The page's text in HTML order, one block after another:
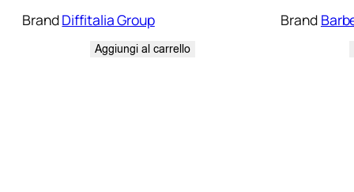
BrandDiffitalia Group
Aggiungi al carrello
Brand